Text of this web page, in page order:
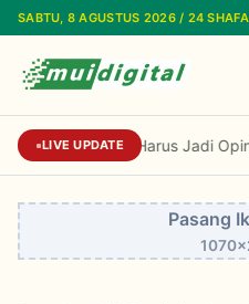
Lewati ke konten utama
SABTU, 8 AGUSTUS 2026 / 24
LIVE UPDATE
Kiai Cholil: Dai Harus Jadi
Pasang